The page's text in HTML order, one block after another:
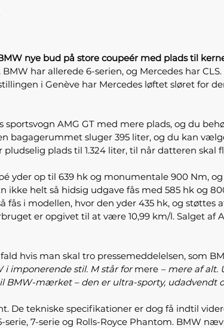
nye bud på store coupeér med plads til
har allerede 6-serien, og Mercedes har
i Genève har Mercedes løftet sløret for
AMG GT med mere plads, og du
bagagerummet sluger 395 liter, og du kan
plads til 1.324 liter, til når datteren skal
yder op til 639 hk og monumentale 900 Nm,
helt så hidsig udgave fås med 585 hk og
i modellen, hvor den yder 435 hk, og støttes
er opgivet til at være 10,99 km/l. Salget af
hvis man skal tro pressemeddelelsen, som
i imponerende stil. M står formere – mere af alt.
BMW-mærket ­– den er ultra-sporty, udadvendt
De tekniske specifikationer er dog få indtil
7-serie og Rolls-Royce Phantom. BMW